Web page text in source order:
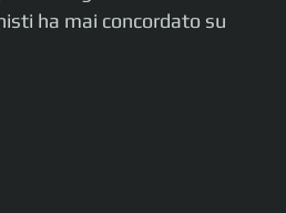
ha mai concordato su